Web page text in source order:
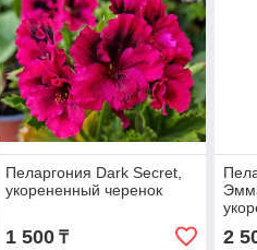
Пеларгония Dark Secret,
укорененный черенок
1 500₸ 2